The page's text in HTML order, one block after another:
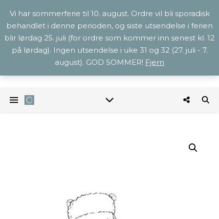
Vi har sommerferie til 10. august. Ordre vil bli sporadisk
behandlet i denne perioden, og siste utsendelse i ferien
blir lørdag 25. juli (for ordre som kommer inn senest kl. 12
på lørdag). Ingen utsendelse i uke 31 og 32 (27. juli - 7.
august). GOD SOMMER! Fjern